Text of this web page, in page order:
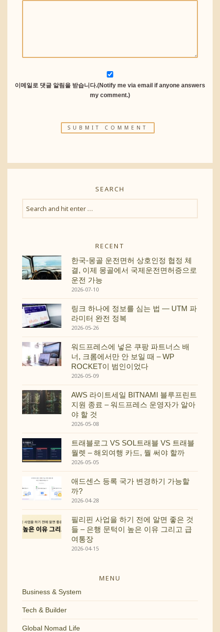
이메일로 댓글 알림을 받습니다.(Notify me via email if anyone answers
my comment.)
SEARCH
RECENT
한국-몽골 운전면허 상호인정 협정 체
결, 이제 몽골에서 국제운전면허증으로
운전 가능
2026-07-10
링크 하나에 정보를 심는 법 — UTM 파
라미터 완전 정복
2026-05-26
워드프레스에 넣은 쿠팡 파트너스 배
너, 크롬에서만 안 보일 때 – WP
ROCKET이 범인이었다
2026-05-09
AWS 라이트세일 BITNAMI 블루프린트
지원 종료 – 워드프레스 운영자가 알아
야 할 것
2026-05-08
트래블로그 VS SOL트래블 VS 트래블
월렛 – 해외여행 카드, 뭘 써야 할까
2026-05-05
애드센스 등록 국가 변경하기 가능할
까?
2026-04-28
필리핀 사업을 하기 전에 알면 좋은 것
들 – 은행 문턱이 높은 이유 그리고 급
여통장
2026-04-15
MENU
Business & System
Tech & Builder
Global Nomad Life